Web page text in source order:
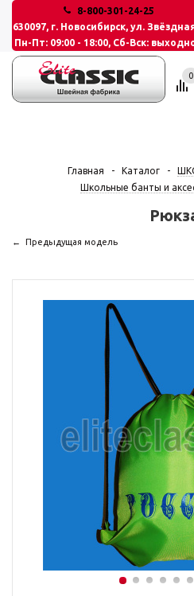
8-800-301-24-25
630097, г. Новосибирск, ул.
Пн-Пт: 09:00 - 18:00, Сб-Вск:
0
Главная - Каталог -
Школьные банты и
Предыдущая модель